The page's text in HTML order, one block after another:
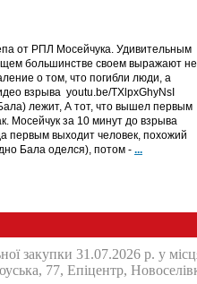
от РПЛ Мосейчука. Удивительным
большинстве своем выражают не
о том, что погибли люди, а
взрыва youtu.be/TXlpxGhyNsI
лежит, А тот, что вышел первым
Мосейчук за 10 минут до взрыва
первым выходит человек, похожий
Бала оделся), потом - ...